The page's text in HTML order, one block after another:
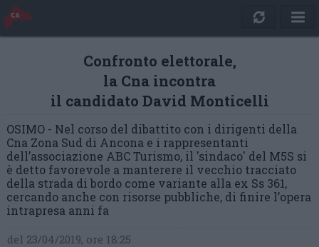
Confronto elettorale,
la Cna incontra
il candidato David Monticelli
OSIMO - Nel corso del dibattito con i dirigenti della
Cna Zona Sud di Ancona e i rappresentanti
dell’associazione ABC Turismo, il 'sindaco' del M5S si
è detto favorevole a manterere il vecchio tracciato
della strada di bordo come variante alla ex Ss 361,
cercando anche con risorse pubbliche, di finire l’opera
intrapresa anni fa
del 23/04/2019, ore 18:25